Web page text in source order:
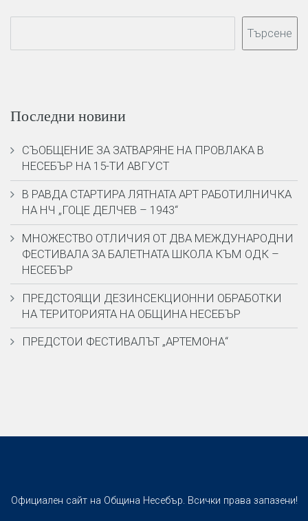
Търсене
Последни новини
СЪОБЩЕНИЕ ЗА ЗАТВАРЯНЕ НА ПРОВЛАКА В
НЕСЕБЪР НА 15-ТИ АВГУСТ
В РАВДА СТАРТИРА ЛЯТНАТА АРТ РАБОТИЛНИЧКА
НА НЧ „ГОЦЕ ДЕЛЧЕВ – 1943“
МНОЖЕСТВО ОТЛИЧИЯ ОТ ДВА МЕЖДУНАРОДНИ
ФЕСТИВАЛА ЗА БАЛЕТНАТА ШКОЛА КЪМ ОДК –
НЕСЕБЪР
ПРЕДСТОЯЩИ ДЕЗИНСЕКЦИОННИ ОБРАБОТКИ
НА ТЕРИТОРИЯТА НА ОБЩИНА НЕСЕБЪР
ПРЕДСТОИ ФЕСТИВАЛЪТ „АРТЕМОНА“
Официален сайт на Община Несебър. Всички права запазени!